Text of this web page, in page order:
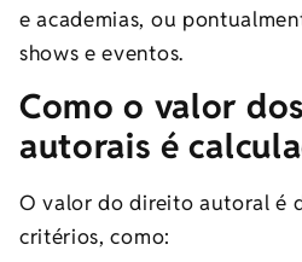
e academias, ou
shows e eventos.
Como o valor
autorais é
O valor do direito autoral é
critérios, como: